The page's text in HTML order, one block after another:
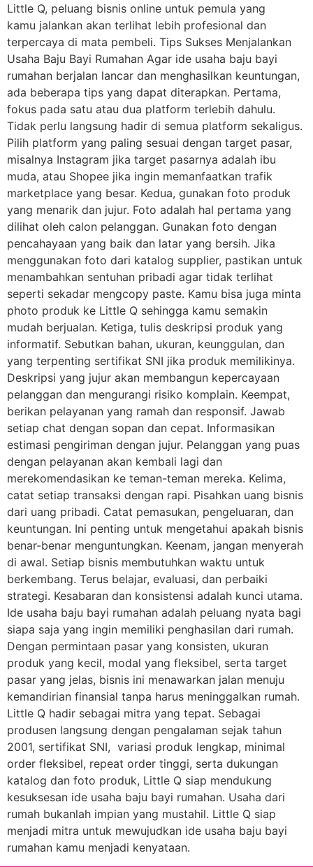
Little Q, peluang bisnis online untuk pemula yang
kamu jalankan akan terlihat lebih profesional dan
terpercaya di mata pembeli. Tips Sukses Menjalankan
Usaha Baju Bayi Rumahan Agar ide usaha baju bayi
rumahan berjalan lancar dan menghasilkan keuntungan,
ada beberapa tips yang dapat diterapkan. Pertama,
fokus pada satu atau dua platform terlebih dahulu.
Tidak perlu langsung hadir di semua platform sekaligus.
Pilih platform yang paling sesuai dengan target pasar,
misalnya Instagram jika target pasarnya adalah ibu
muda, atau Shopee jika ingin memanfaatkan trafik
marketplace yang besar. Kedua, gunakan foto produk
yang menarik dan jujur. Foto adalah hal pertama yang
dilihat oleh calon pelanggan. Gunakan foto dengan
pencahayaan yang baik dan latar yang bersih. Jika
menggunakan foto dari katalog supplier, pastikan untuk
menambahkan sentuhan pribadi agar tidak terlihat
seperti sekadar mengcopy paste. Kamu bisa juga minta
photo produk ke Little Q sehingga kamu semakin
mudah berjualan. Ketiga, tulis deskripsi produk yang
informatif. Sebutkan bahan, ukuran, keunggulan, dan
yang terpenting sertifikat SNI jika produk memilikinya.
Deskripsi yang jujur akan membangun kepercayaan
pelanggan dan mengurangi risiko komplain. Keempat,
berikan pelayanan yang ramah dan responsif. Jawab
setiap chat dengan sopan dan cepat. Informasikan
estimasi pengiriman dengan jujur. Pelanggan yang puas
dengan pelayanan akan kembali lagi dan
merekomendasikan ke teman-teman mereka. Kelima,
catat setiap transaksi dengan rapi. Pisahkan uang bisnis
dari uang pribadi. Catat pemasukan, pengeluaran, dan
keuntungan. Ini penting untuk mengetahui apakah bisnis
benar-benar menguntungkan. Keenam, jangan menyerah
di awal. Setiap bisnis membutuhkan waktu untuk
berkembang. Terus belajar, evaluasi, dan perbaiki
strategi. Kesabaran dan konsistensi adalah kunci utama.
Ide usaha baju bayi rumahan adalah peluang nyata bagi
siapa saja yang ingin memiliki penghasilan dari rumah.
Dengan permintaan pasar yang konsisten, ukuran
produk yang kecil, modal yang fleksibel, serta target
pasar yang jelas, bisnis ini menawarkan jalan menuju
kemandirian finansial tanpa harus meninggalkan rumah.
Little Q hadir sebagai mitra yang tepat. Sebagai
produsen langsung dengan pengalaman sejak tahun
2001, sertifikat SNI, variasi produk lengkap, minimal
order fleksibel, repeat order tinggi, serta dukungan
katalog dan foto produk, Little Q siap mendukung
kesuksesan ide usaha baju bayi rumahan. Usaha dari
rumah bukanlah impian yang mustahil. Little Q siap
menjadi mitra untuk mewujudkan ide usaha baju bayi
rumahan kamu menjadi kenyataan.